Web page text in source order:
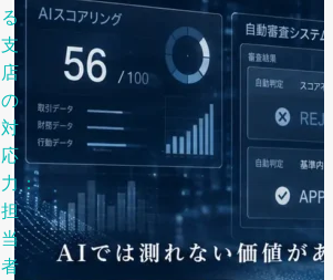
る
支
店
の
対
応
力：
担
当
者